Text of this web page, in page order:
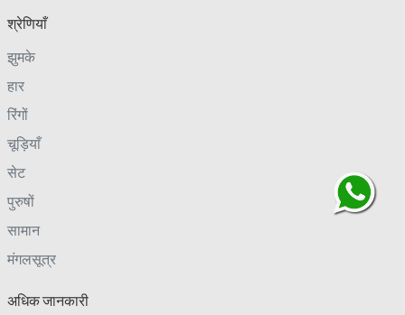
श्रेणियाँ
झुमके
हार
रिंगों
चूड़ियाँ
सेट
पुरुषों
सामान
मंगलसूत्र
अधिक जानकारी